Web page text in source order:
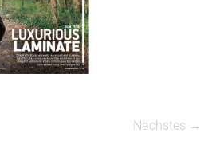
Nächstes →